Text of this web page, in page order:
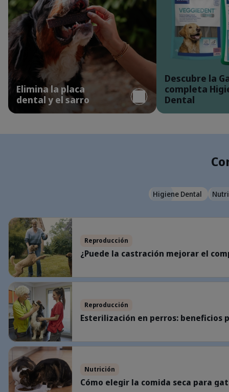
Elimina la placa
dental y el sarro
Detalles
perro-comiendo-snack-dental
Descubre la
completa
Dental
Higiene Dental
Reproducción
¿Puede la castración mejorar el
¿Puede la castración mejorar el comportamiento de mi perro?
Reproducción
Esterilización en perros: beneficios
Esterilización en perros: beneficios para la salud, riesgos y mucho más
Nutrición
Cómo elegir la comida seca para
Cómo elegir la comida seca para gatos adecuada para tu mascota